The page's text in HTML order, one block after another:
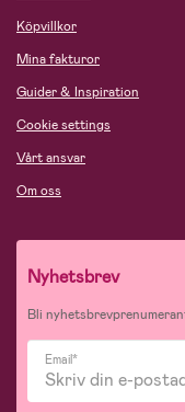
Köpvillkor
Mina fakturor
Guider & Inspiration
Cookie settings
Vårt ansvar
Om oss
Nyhetsbrev
Bli
Email*